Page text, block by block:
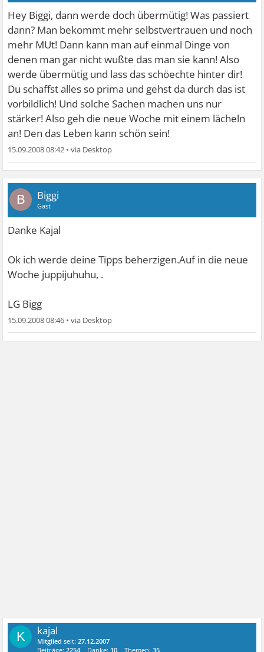
Hey Biggi, dann werde doch übermütig! Was passiert
dann? Man bekommt mehr selbstvertrauen und noch
mehr MUt! Dann kann man auf einmal Dinge von
denen man gar nicht wußte das man sie kann! Also
werde übermütig und lass das schöechte hinter dir!
Du schaffst alles so prima und gehst da durch das ist
vorbildlich! Und solche Sachen machen uns nur
stärker! Also geh die neue Woche mit einem lächeln
an! Den das Leben kann schön sein!
15.09.2008 08:42 •
B Biggi
Gast
Danke Kajal
Ok ich werde deine Tipps beherzigen.Auf in die neue
Woche juppijuhuhu, .
LG Bigg
15.09.2008 08:46 •
K kajal
Mitglied seit:27.12.2007
Beiträge:2254 Danke: 10 Themen:35